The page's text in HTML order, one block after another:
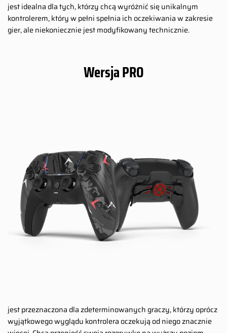
jest idealna dla tych, którzy chcą wyróżnić się unikalnym
kontrolerem, który w pełni spełnia ich oczekiwania w zakresie
gier, ale niekoniecznie jest modyfikowany technicznie.
Wersja PRO
jest przeznaczona dla zdeterminowanych graczy, którzy oprócz
wyjątkowego wyglądu kontrolera oczekują od niego znacznie